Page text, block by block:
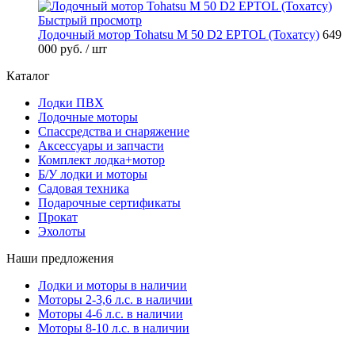
Быстрый просмотр
Лодочный мотор Tohatsu M 50 D2 EPTOL (Тохатсу) 649
000 руб. / шт
Каталог
Лодки ПВХ
Лодочные моторы
Спассредства и снаряжение
Аксессуары и запчасти
Комплект лодка+мотор
Б/У лодки и моторы
Садовая техника
Подарочные сертификаты
Прокат
Эхолоты
Наши предложения
Лодки и моторы в наличии
Моторы 2-3,6 л.с. в наличии
Моторы 4-6 л.с. в наличии
Моторы 8-10 л.с. в наличии